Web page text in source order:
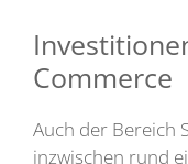
Commerce
Auch der Bereich
inzwischen rund